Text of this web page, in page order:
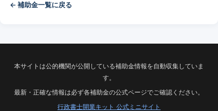
← 補助金一覧に戻る
本サイトは公的機関が公開している補助金情報を自動収集していま
す。
最新・正確な情報は必ず各補助金の公式ページでご確認ください。
行政書士開業キット 公式ミニサイト